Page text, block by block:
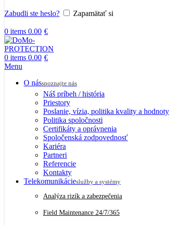
Zabudli ste heslo? Zapamätať si
0 items 0.00 €
0 items 0.00 €
Menu
O násspoznajte nás
Náš príbeh / história
Priestory
Poslanie, vízia, politika kvality a hodnoty
Politika spoločnosti
Certifikáty a oprávnenia
Spoločenská zodpovednosť
Kariéra
Partneri
Referencie
Kontakty
Telekomunikácieslužby a systémy
Analýza rizík a zabezpečenia
Field Maintenance 24/7/365